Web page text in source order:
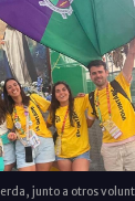
junto a otros